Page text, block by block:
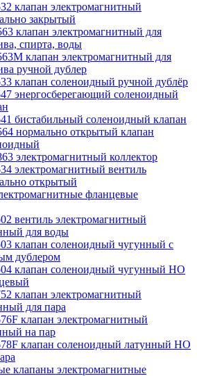
клапан электромагнитный
закрытый
клапан электромагнитный для
спирта, воды
клапан электромагнитный для
ручной дублер
клапан соленоидный ручной дублёр
энергосберегающий соленоидный
бистабильный соленоидный клапан
нормально открытый клапан
электромагнитный коллектор
электромагнитный вентиль
открытый
фланцевые
вентиль электромагнитный
для воды
клапан соленоидный чугунный с
дублером
клапан соленоидный чугунный НО
клапан электромагнитный
для пара
клапан электромагнитный
на пар
клапан соленоидный латунный НО
клапаны электромагнитные